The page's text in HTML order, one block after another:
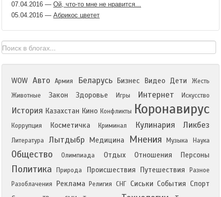
07.04.2016 — Ой, что-то мне не нравится...
05.04.2016 — Абрикос цветет
WOW Авто Армия Беларусь Бизнес Видео Дети
Жесть
Животные
Закон Здоровье Игры Интернет Искусство
История Казахстан Кино Конфликты Коронавирус
Коррупция Косметичка Криминал Кулинария Ликбез
Литература Лытдыбр Медицина Мнения Музыка Наука
Общество Олимпиада Отдых Отношения Персоны
Политика Природа Происшествия Путешествия
Разное
Разоблачения
Реклама Религия СНГ Сиськи События Спорт